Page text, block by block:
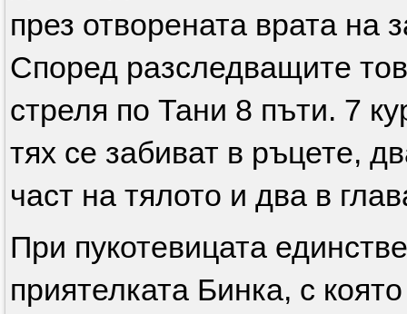
през отворената врата на
Според разследващите
стреля по Тани 8 пъти. 7
тях се забиват в ръцете,
част на тялото и два в
При пукотевицата
приятелката Бинка, с